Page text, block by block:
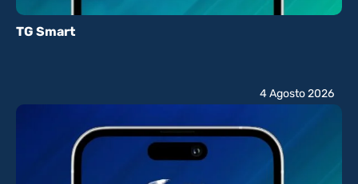
TG Smart
4 Agosto 2026